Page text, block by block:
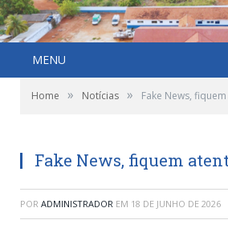
MENU
Home » Notícias » Fake News,
Fake News, fiquem
POR ADMINISTRADOR EM 18 DE JUNHO DE 2026